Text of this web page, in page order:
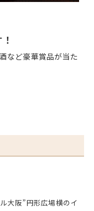
など豪華賞品が当た
大阪”円形広場横のイ